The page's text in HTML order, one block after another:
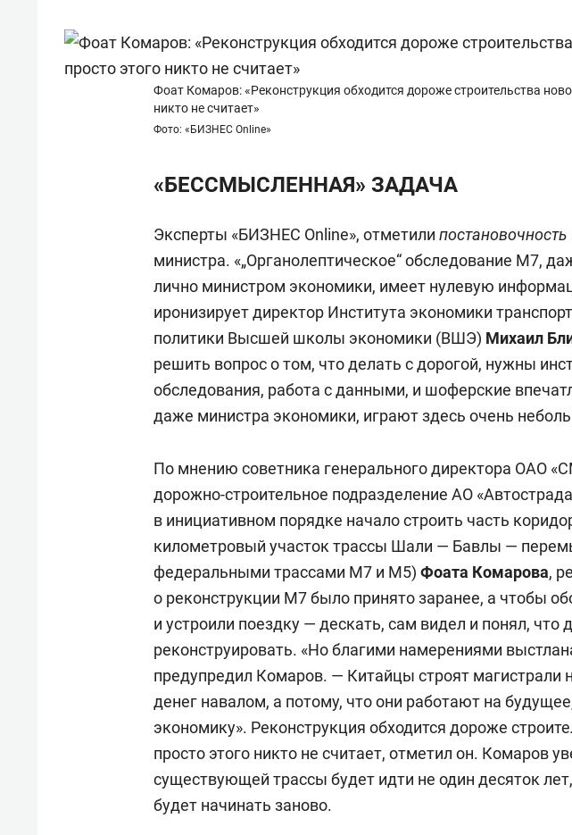
Фоат Комаров: «Реконструкция обходится дороже строительства
никто не считает»
Фото: «БИЗНЕС Online»
«БЕССМЫСЛЕННАЯ» ЗАДАЧА
Эксперты «БИЗНЕС Online», отметили постановочность
министра. «„Органолептическое“ обследование М7,
лично министром экономики, имеет нулевую
иронизирует директор Института экономики
политики Высшей школы экономики (ВШЭ) Михаил
решить вопрос о том, что делать с дорогой, нужны
обследования, работа с данными, и шоферские
даже министра экономики, играют здесь очень
По мнению советника генерального директора ОАО
дорожно-строительное подразделение АО
в инициативном порядке начало строить часть
километровый участок трассы Шали — Бавлы —
федеральными трассами М7 и М5) Фоата Комарова,
о реконструкции М7 было принято заранее, а чтобы
и устроили поездку — дескать, сам видел и понял, что
реконструировать. «Но благими намерениями
предупредил Комаров. — Китайцы строят магистрали
денег навалом, а потому, что они работают на
экономику». Реконструкция обходится дороже
просто этого никто не считает, отметил он. Комаров
существующей трассы будет идти не один десяток
будет начинать заново.